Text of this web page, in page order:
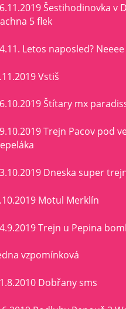
Šestihodinovka v
5 flek
Letos naposled? Neeee
Vstiš
Štítary mx
Trejn Pacov pod
Dneska super
Motul Merklín
Trejn u Pepina
vzpomínková
Dobřany sms